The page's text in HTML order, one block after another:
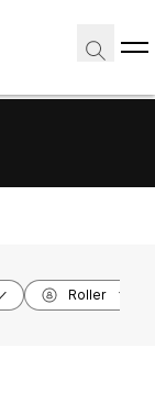
Roller